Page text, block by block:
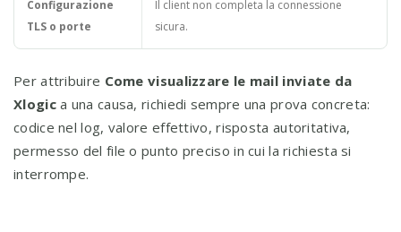
Configurazione
TLS o porte
Il client non completa la connessione
sicura.
Per attribuire Come visualizzare le mail inviate da
Xlogica una causa, richiedi sempre una prova concreta:
codice nel log, valore effettivo, risposta autoritativa,
permesso del file o punto preciso in cui la richiesta si
interrompe.